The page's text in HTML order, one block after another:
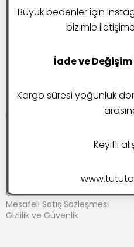
It seems we can’t find
Perhaps searching can
Tutu Tasarım
Ödeme ve Teslimat
Geri Ödeme ve İade Politikası
Mesafeli Satış Sözleşmesi
Gizlilik ve Güvenlik
Büyük bedenler için
bizimle
İade ve
Kargo süresi yoğunluk
Keyifli